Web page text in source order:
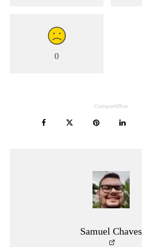
0
Compartilhar
Samuel Chaves